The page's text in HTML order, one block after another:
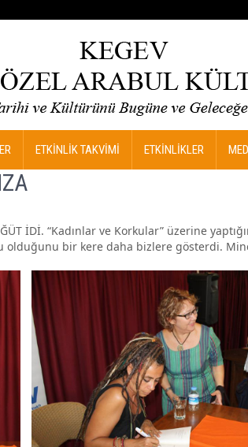
ETKİNLİK TAKVİMİ ETKİNLİKLER
İDİ. “Kadınlar ve Korkular” üzerine
bir kere daha bizlere gösterdi.